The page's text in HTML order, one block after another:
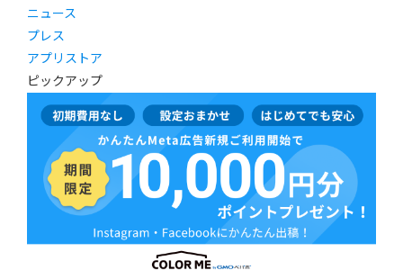
ニュース
プレス
アプリストア
ピックアップ